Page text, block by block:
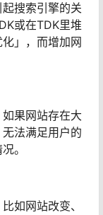
搜索引擎的关
或在TDK里堆
」，而增加网
果网站存在大
法满足用户的
。
如网站改变、